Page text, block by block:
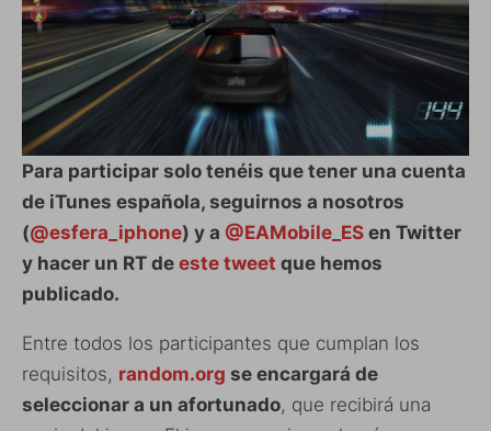
Para participar solo tenéis que tener una cuenta
de iTunes española, seguirnos a nosotros
(@esfera_iphone) y a @EAMobile_ES en Twitter
y hacer un RT de este tweet que hemos
publicado.
Entre todos los participantes que cumplan los
requisitos, random.org se encargará de
seleccionar a un afortunado, que recibirá una